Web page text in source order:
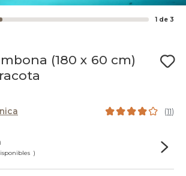
1 de 3
(180 x 60 cm)
(11)
( + 7 colores disponibles )